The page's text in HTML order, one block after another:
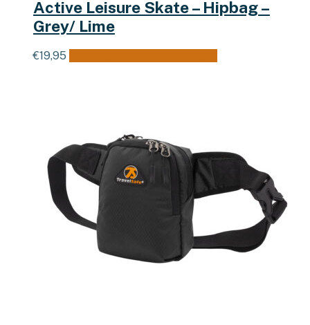
Active Leisure Skate – Hipbag –
Grey/ Lime
€19,95